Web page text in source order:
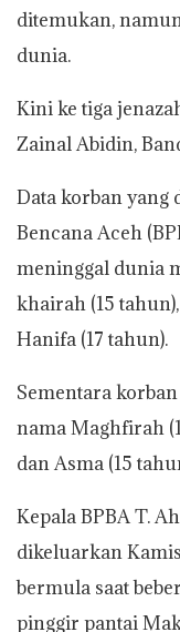
ditemukan,
dunia.
Kini ke tiga
Zainal Abidin,
Data korban yang
Bencana Aceh
meninggal dunia
khairah (15
Hanifa (17 tahun).
Sementara
nama Maghfirah
dan Asma (15
Kepala BPBA T.
dikeluarkan
bermula saat
pinggir pantai